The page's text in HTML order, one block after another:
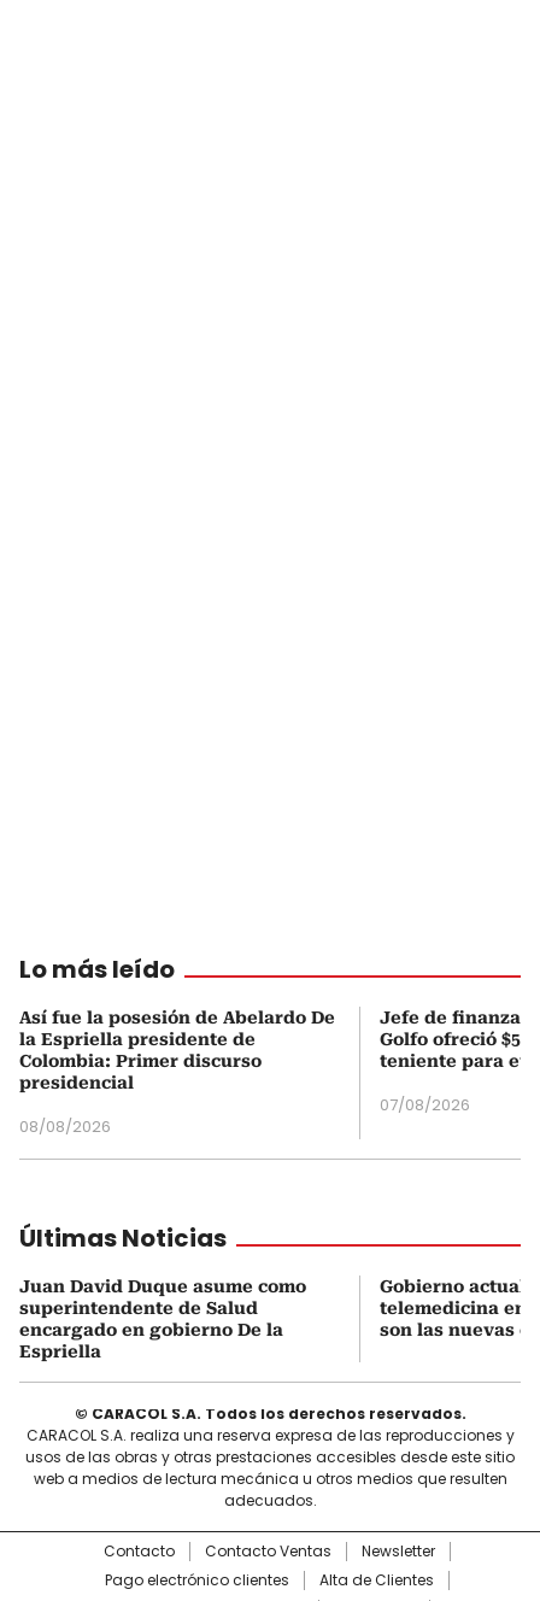
Lo más leído
Así fue la posesión de Abelardo De
la Espriella presidente de
Colombia: Primer discurso
presidencial
08/08/2026
Jefe de finanzas
Golfo ofreció
teniente para
07/08/2026
Últimas Noticias
Juan David Duque asume como
superintendente de Salud
encargado en gobierno De la
Espriella
Gobierno
telemedicina en
son las nuevas
© CARACOL S.A. Todos los derechos reservados.
CARACOL S.A. realiza una reserva expresa de las reproducciones y
usos de las obras y otras prestaciones accesibles desde este sitio
web a medios de lectura mecánica u otros medios que resulten
adecuados.
Contacto Contacto Ventas
Newsletter
Pago electrónico clientes
Alta de Clientes